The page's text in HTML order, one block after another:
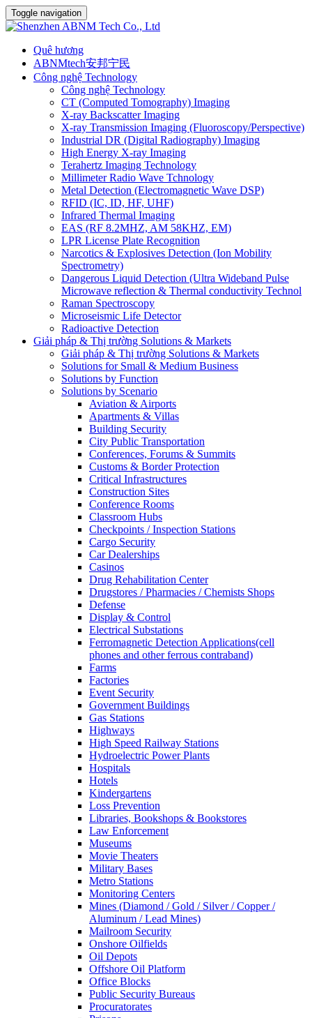
Toggle navigation
Quê hương
ABNMtech安邦宁民
Công nghệ Technology
Công nghệ Technology
CT (Computed Tomography) Imaging
X-ray Backscatter Imaging
X-ray Transmission Imaging (Fluoroscopy/Perspective)
Industrial DR (Digital Radiography) Imaging
High Energy X-ray Imaging
Terahertz Imaging Technology
Millimeter Radio Wave Tchnology
Metal Detection (Electromagnetic Wave DSP)
RFID (IC, ID, HF, UHF)
Infrared Thermal Imaging
EAS (RF 8.2MHZ, AM 58KHZ, EM)
LPR License Plate Recognition
Narcotics & Explosives Detection (Ion Mobility
Spectrometry)
Dangerous Liquid Detection (Ultra Wideband Pulse
Microwave reflection & Thermal conductivity Technol
Raman Spectroscopy
Microseismic Life Detector
Radioactive Detection
Giải pháp & Thị trường Solutions & Markets
Giải pháp & Thị trường Solutions & Markets
Solutions for Small & Medium Business
Solutions by Function
Solutions by Scenario
Aviation & Airports
Apartments & Villas
Building Security
City Public Transportation
Conferences, Forums & Summits
Customs & Border Protection
Critical Infrastructures
Construction Sites
Conference Rooms
Classroom Hubs
Checkpoints / Inspection Stations
Cargo Security
Car Dealerships
Casinos
Drug Rehabilitation Center
Drugstores / Pharmacies / Chemists Shops
Defense
Display & Control
Electrical Substations
Ferromagnetic Detection Applications(cell
phones and other ferrous contraband)
Farms
Factories
Event Security
Government Buildings
Gas Stations
Highways
High Speed Railway Stations
Hydroelectric Power Plants
Hospitals
Hotels
Kindergartens
Loss Prevention
Libraries, Bookshops & Bookstores
Law Enforcement
Museums
Movie Theaters
Military Bases
Metro Stations
Monitoring Centers
Mines (Diamond / Gold / Silver / Copper /
Aluminum / Lead Mines)
Mailroom Security
Onshore Oilfields
Oil Depots
Offshore Oil Platform
Office Blocks
Public Security Bureaus
Procuratorates